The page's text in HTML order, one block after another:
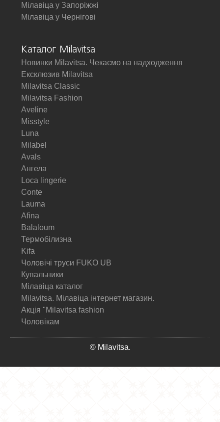
Мілавіца у Запоріжжі
Мілавіца у Чернігові
Каталог Milavitsa
Новинки Milavitsa. Чекаємо на надходження
Ексклюзив Milavitsa
Milavitsa Classic
Milavitsa Fashion
Aveline
Misstyle
Luna
Milabel
Avals
Ангела
Loca lingerie
Conte
Lauma
Afina
Balaloum
Термобілизна
Kifa
Чоловічі труси FUKO UB
Купальники
Мілавіца каталог
Milavitsa. Мілавіца інтернет магазин.
Акція "Milavitsa fashion
Чоловікам
© Milavitsa.